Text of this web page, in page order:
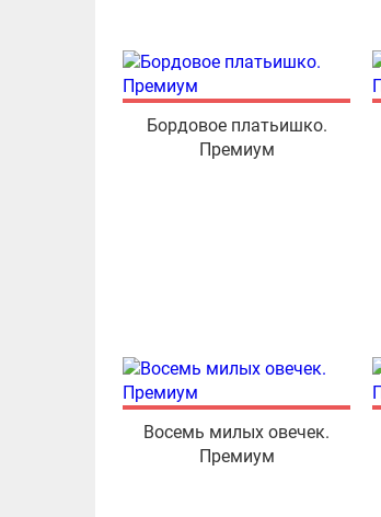
Бордовое платьишко.
Премиум
Восемь милых овечек.
Премиум